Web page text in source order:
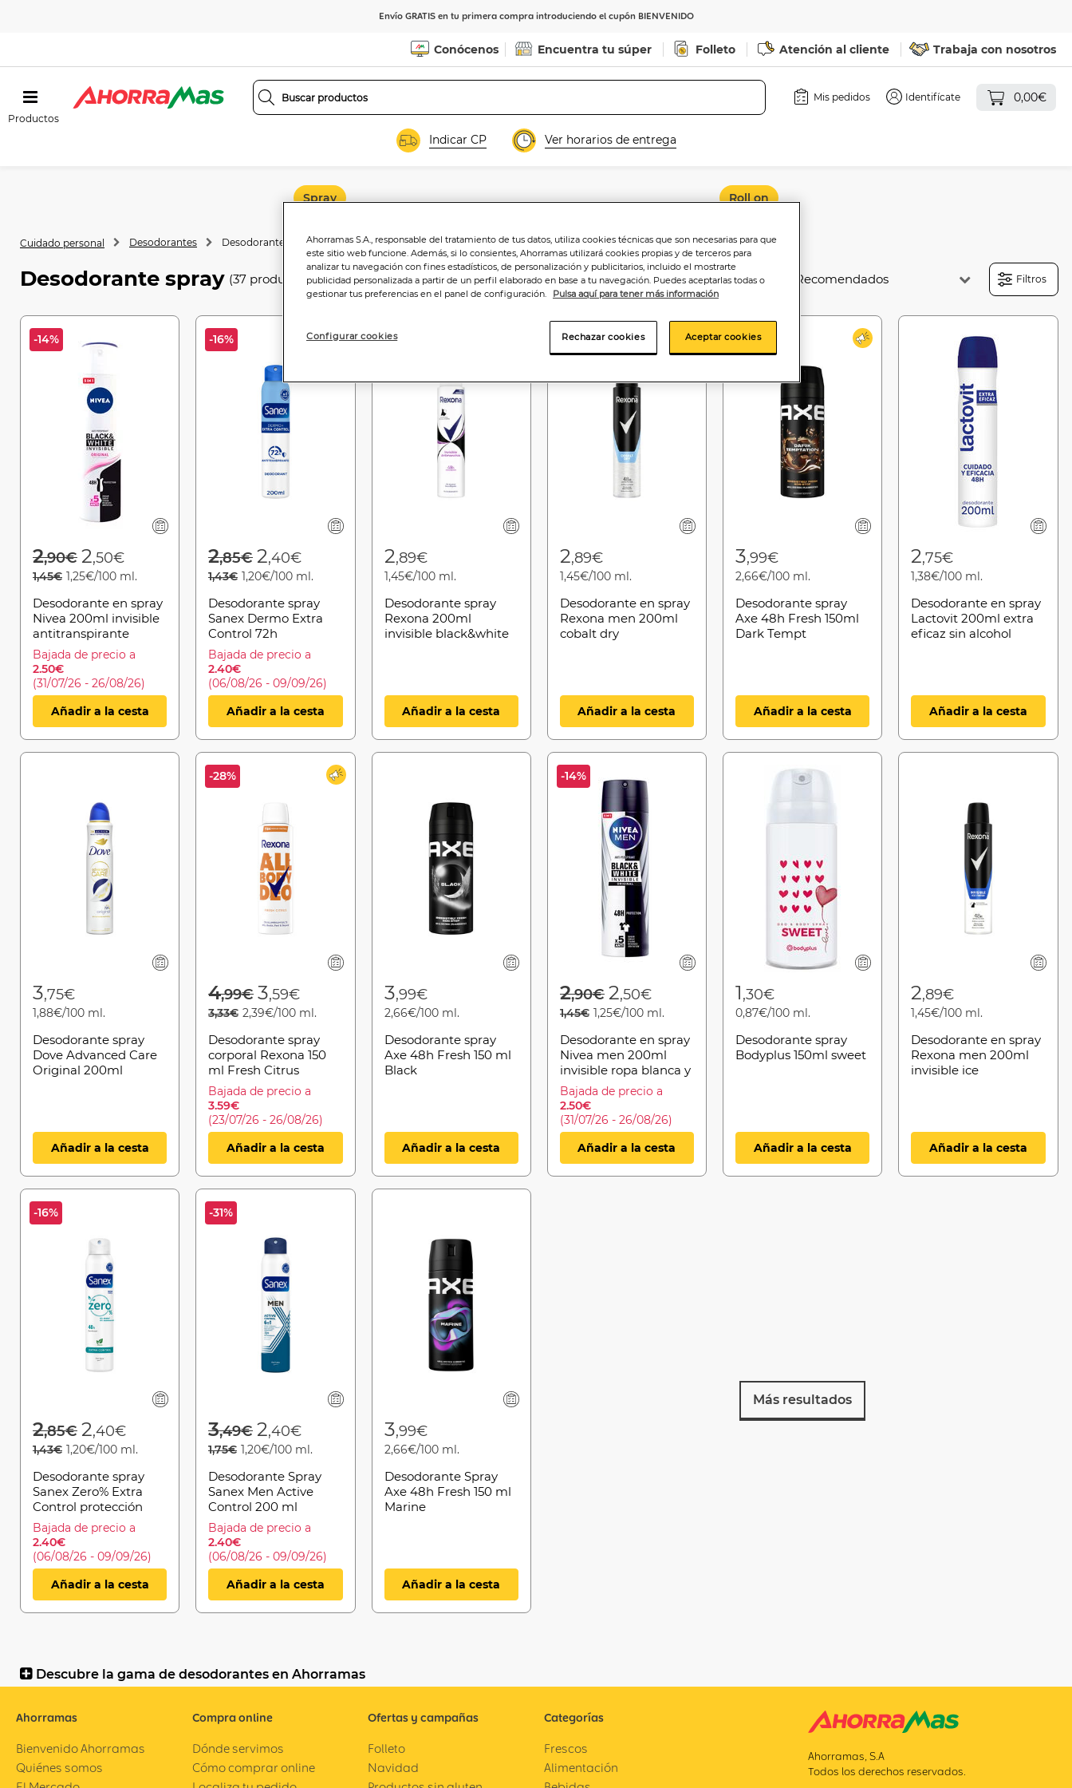
Envío GRATIS en tu primera compra introduciendo el cupón BIENVENIDO
Conócenos Encuentra tu súper Folleto Atención al cliente Trabaja con nosotros
Productos
Mis pedidos Identifícate 0,00€
Indicar CP Ver horarios de entrega
Spray Roll on
Cuidado personal Desodorantes Desodorante spray
Desodorante spray (37 productos) Ordenar: Filtros
-14%
Price reduced from
2,90€to
2,50€
1,45€ 1,25€/100 ml.
Desodorante en spray
Nivea 200ml invisible
antitranspirante
Bajada de precio a
2.50€
(31/07/26 - 26/08/26)
Añadir a la cesta
-16%
Price reduced from
2,85€to
2,40€
1,43€ 1,20€/100 ml.
Desodorante spray
Sanex Dermo Extra
Control 72h
Antitranspirante
200ml
Bajada de precio a
2.40€
(06/08/26 - 09/09/26)
Añadir a la cesta
2,89€
1,45€/100 ml.
Desodorante spray
Rexona 200ml
invisible black&white
Añadir a la cesta
2,89€
1,45€/100 ml.
Desodorante en spray
Rexona men 200ml
cobalt dry
Añadir a la cesta
3,99€
2,66€/100 ml.
Desodorante spray
Axe 48h Fresh 150ml
Dark Tempt
Añadir a la cesta
2,75€
1,38€/100 ml.
Desodorante en spray
Lactovit 200ml extra
eficaz sin alcohol
Añadir a la cesta
3,75€
1,88€/100 ml.
Desodorante spray
Dove Advanced Care
Original 200ml
Añadir a la cesta
-28%
Price reduced from
4,99€to
3,59€
3,33€ 2,39€/100 ml.
Desodorante spray
corporal Rexona 150
ml Fresh Citrus
Bajada de precio a
3.59€
(23/07/26 - 26/08/26)
Añadir a la cesta
3,99€
2,66€/100 ml.
Desodorante spray
Axe 48h Fresh 150 ml
Black
Añadir a la cesta
-14%
Price reduced from
2,90€to
2,50€
1,45€ 1,25€/100 ml.
Desodorante en spray
Nivea men 200ml
invisible ropa blanca y
negra
Bajada de precio a
2.50€
(31/07/26 - 26/08/26)
Añadir a la cesta
1,30€
0,87€/100 ml.
Desodorante spray
Bodyplus 150ml sweet
Añadir a la cesta
2,89€
1,45€/100 ml.
Desodorante en spray
Rexona men 200ml
invisible ice
Añadir a la cesta
-16%
Price reduced from
2,85€to
2,40€
1,43€ 1,20€/100 ml.
Desodorante spray
Sanex Zero% Extra
Control protección
48h 200ml
Bajada de precio a
2.40€
(06/08/26 - 09/09/26)
Añadir a la cesta
-31%
Price reduced from
3,49€to
2,40€
1,75€ 1,20€/100 ml.
Desodorante Spray
Sanex Men Active
Control 200 ml
Bajada de precio a
2.40€
(06/08/26 - 09/09/26)
Añadir a la cesta
3,99€
2,66€/100 ml.
Desodorante Spray
Axe 48h Fresh 150 ml
Marine
Añadir a la cesta
Más resultados
Descubre la gama de desodorantes en Ahorramas
Ahorramas
Bienvenido Ahorramas
Quiénes somos
Compra online
Dónde servimos
Cómo comprar online
Ofertas y campañas
Folleto
Navidad
Categorías
Frescos
Alimentación
Ahorramas, S.A
Todos los derechos reservados.
Ahorramas S.A., responsable del tratamiento de tus datos, utiliza cookies técnicas que son necesarias para que
este sitio web funcione. Además, si lo consientes, Ahorramas utilizará cookies propias y de terceros para
analizar tu navegación con fines estadísticos, de personalización y publicitarios, incluido el mostrarte
publicidad personalizada a partir de un perfil elaborado en base a tu navegación. Puedes aceptarlas todas o
gestionar tus preferencias en el panel de configuración.
Pulsa aquí para tener más información
Configurar cookies Rechazar cookies Aceptar cookies